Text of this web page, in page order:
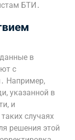
БТИ․
в
с
Например,
указанной в
и
случаях
решения этой